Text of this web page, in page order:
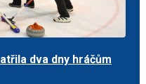
dva dny hráčům